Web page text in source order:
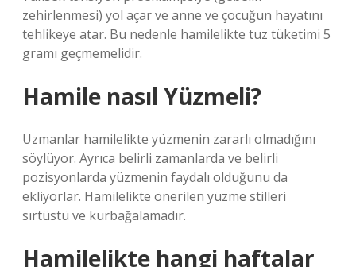
zehirlenmesi) yol açar ve anne ve çocuğun hayatını
tehlikeye atar. Bu nedenle hamilelikte tuz tüketimi 5
gramı geçmemelidir.
Hamile nasıl Yüzmeli?
Uzmanlar hamilelikte yüzmenin zararlı olmadığını
söylüyor. Ayrıca belirli zamanlarda ve belirli
pozisyonlarda yüzmenin faydalı olduğunu da
ekliyorlar. Hamilelikte önerilen yüzme stilleri
sırtüstü ve kurbağalamadır.
Hamilelikte hangi haftalar